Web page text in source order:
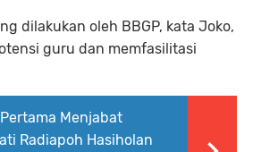
dilakukan oleh BBGP, kata Joko,
guru dan memfasilitasi
Menjabat
Radiapoh Hasiholan